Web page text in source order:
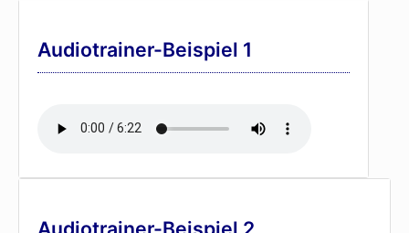
Audiotrainer-Beispiel 1
Audiotrainer-Beispiel 2